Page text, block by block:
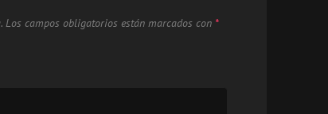
Los campos obligatorios están marcados con *